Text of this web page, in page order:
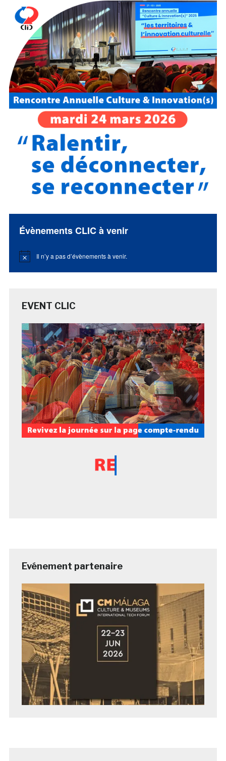
Évènements CLIC à venir
Notice Il n’y a pas d’évènements à venir.
EVENT CLIC
Evénement partenaire